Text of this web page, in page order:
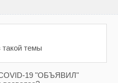
темы
COVID-19 "ОБЪЯВИЛ"